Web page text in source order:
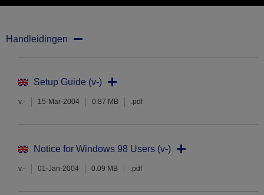
Handleidingen
Setup Guide (v-)
v.- 15-Mar-2004 0.87 MB .pdf
Notice for Windows 98 Users (v-)
v.- 01-Jan-2004 0.09 MB .pdf